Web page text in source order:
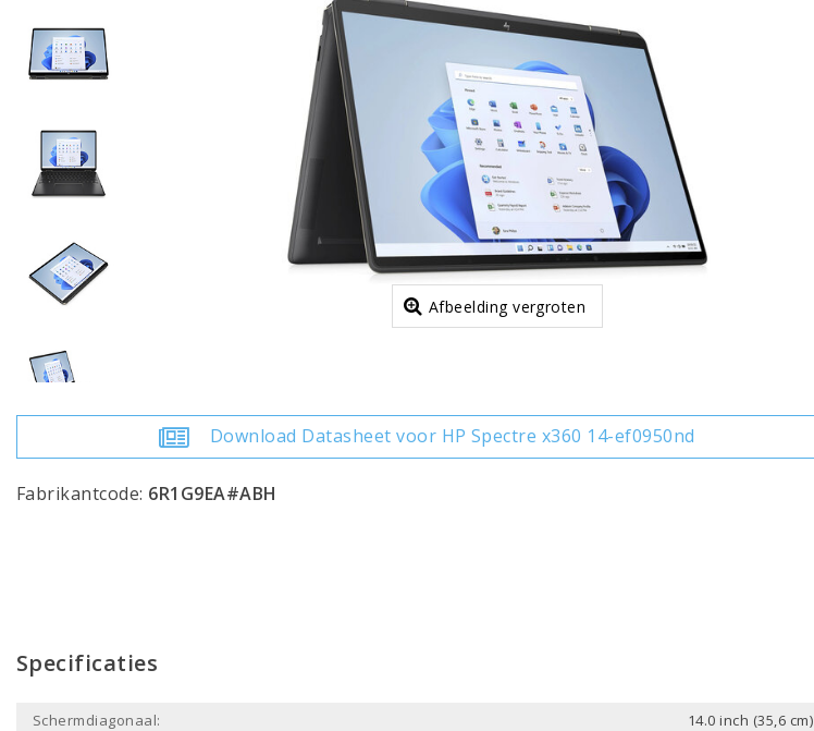
Afbeelding vergroten
Download Datasheet voor HP Spectre x360 14-ef0950nd
Fabrikantcode: 6R1G9EA#ABH
Specificaties
Schermdiagonaal:
14.0 inch (35,6 cm)